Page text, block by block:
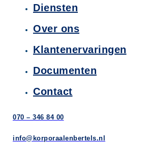
Diensten
Over ons
Klantenervaringen
Documenten
Contact
070 – 346 84 00
info@korporaalenbertels.nl